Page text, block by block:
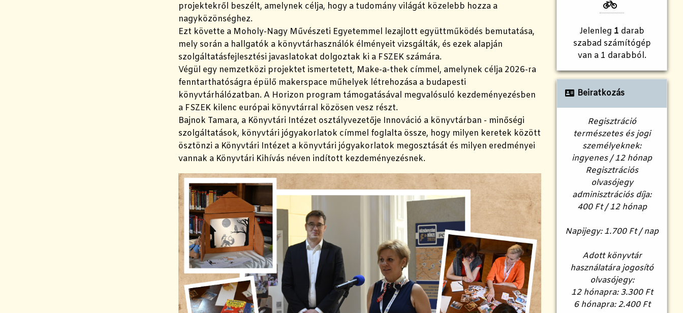
projektekről beszélt, amelynek célja, hogy a tudomány világát közelebb hozza a
nagyközönséghez.
Ezt követte a Moholy-Nagy Művészeti Egyetemmel lezajlott együttműködés bemutatása,
mely során a hallgatók a könyvtárhasználók élményeit vizsgálták, és ezek alapján
szolgáltatásfejlesztési javaslatokat dolgoztak ki a FSZEK számára.
Végül egy nemzetközi projektet ismertetett, Make-a-thek címmel, amelynek célja 2026-ra
fenntarthatóságra épülő makerspace műhelyek létrehozása a budapesti
könyvtárhálózatban. A Horizon program támogatásával megvalósuló kezdeményezésben
a FSZEK kilenc európai könyvtárral közösen vesz részt.
Bajnok Tamara, a Könyvtári Intézet osztályvezetője Innováció a könyvtárban - minőségi
szolgáltatások, könyvtári jógyakorlatok címmel foglalta össze, hogy milyen keretek között
ösztönzi a Könyvtári Intézet a könyvtári jógyakorlatok megosztását és milyen eredményei
vannak a Könyvtári Kihívás néven indított kezdeményezésnek.
Jelenleg 1 darab
szabad számítógép
van a 1 darabból.
Beiratkozás
Regisztráció
természetes és jogi
személyeknek:
ingyenes / 12 hónap
Regisztrációs
olvasójegy
adminisztrációs díja:
400 Ft / 12 hónap
Napijegy: 1.700 Ft / nap
Adott könyvtár
használatára jogosító
olvasójegy:
12 hónapra: 3.300 Ft
6 hónapra: 2.400 Ft